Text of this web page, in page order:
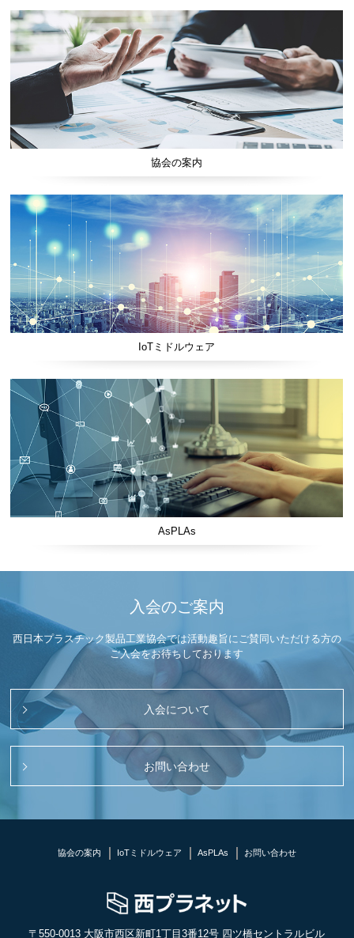
協会の案内
IoTミドルウェア
AsPLAs
入会のご案内
西日本プラスチック製品工業協会では活動趣旨にご賛同いただける方の
ご入会をお待ちしております
入会について
お問い合わせ
協会の案内 IoTミドルウェア AsPLAs お問い合わせ
〒550-0013 大阪市西区新町1丁目3番12号 四ツ橋セントラルビル